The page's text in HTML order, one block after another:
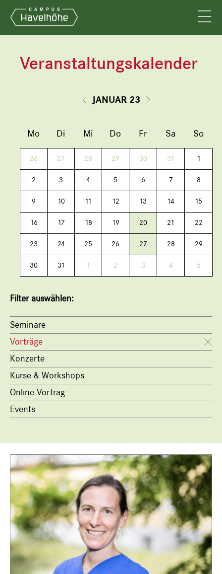
Veranstaltungskalender
JANUAR 23
Mo Di Mi Do Fr Sa So
26 27 28 29 30 31 1
2 3 4 5 6 7 8
9 10 11 12 13 14 15
16 17 18 19 20 21 22
23 24 25 26 27 28 29
30 31 1 2 3 4 5
Filter auswählen:
Seminare
Vorträge
Konzerte
Kurse & Workshops
Online-Vortrag
Events